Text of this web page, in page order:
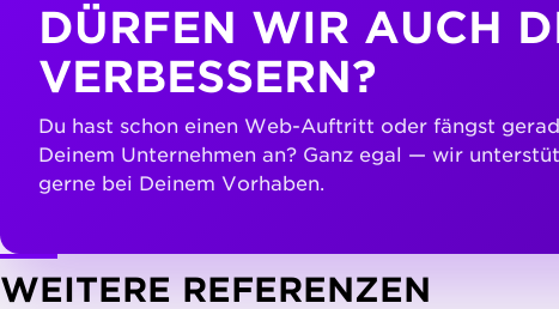
DÜRFEN WIR AUCH
VERBESSERN?
Du hast schon einen Web-Auftritt oder fängst
Deinem Unternehmen an? Ganz egal — wir
gerne bei Deinem Vorhaben.
WEITERE REFERENZEN